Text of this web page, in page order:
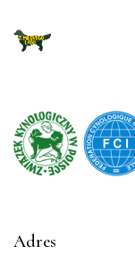
Adres